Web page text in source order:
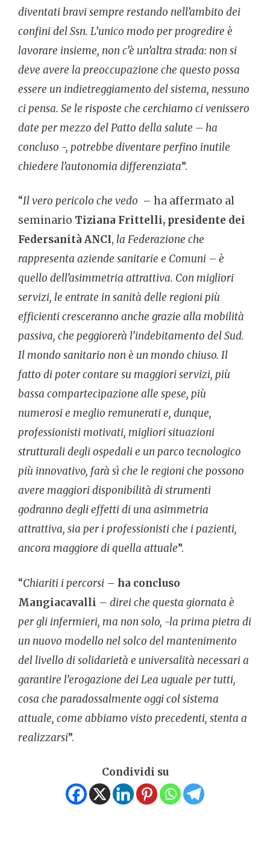
diventati bravi sempre restando nell’ambito dei
confini del Ssn. L’unico modo per progredire è
lavorare insieme, non c’è un’altra strada: non si
deve avere la preoccupazione che questo possa
essere un indietreggiamento del sistema, nessuno
ci pensa. Se le risposte che cerchiamo ci venissero
date per mezzo del Patto della salute – ha
concluso -, potrebbe diventare perfino inutile
chiedere l’autonomia differenziata”.
“Il vero pericolo che vedo – ha affermato al
seminario Tiziana Frittelli, presidente dei
Federsanità ANCI, la Federazione che
rappresenta aziende sanitarie e Comuni – è
quello dell’asimmetria attrattiva. Con migliori
servizi, le entrate in sanità delle regioni più
efficienti cresceranno anche grazie alla mobilità
passiva, che peggiorerà l’indebitamento del Sud.
Il mondo sanitario non è un mondo chiuso. Il
fatto di poter contare su maggiori servizi, più
bassa compartecipazione alle spese, più
numerosi e meglio remunerati e, dunque,
professionisti motivati, migliori situazioni
strutturali degli ospedali e un parco tecnologico
più innovativo, farà sì che le regioni che possono
avere maggiori disponibilità di strumenti
godranno degli effetti di una asimmetria
attrattiva, sia per i professionisti che i pazienti,
ancora maggiore di quella attuale”.
“Chiariti i percorsi – ha concluso
Mangiacavalli – direi che questa giornata è
per gli infermieri, ma non solo, -la prima pietra di
un nuovo modello nel solco del mantenimento
del livello di solidarietà e universalità necessari a
garantire l’erogazione dei Lea uguale per tutti,
cosa che paradossalmente oggi col sistema
attuale, come abbiamo visto precedenti, stenta a
realizzarsi”.
Condividi su